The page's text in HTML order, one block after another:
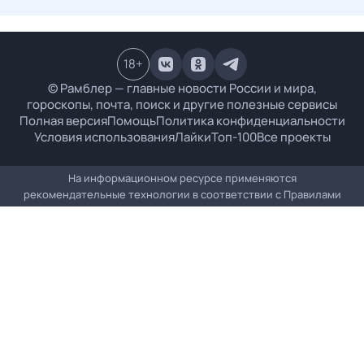
© Рамблер — главные новости России и мира,
гороскопы, почта, поиск и другие полезные сервисы
Полная версияПомощьПолитика конфиденциальности
Условия использованияЛайкиТоп-100Все проекты
18+
На информационном ресурсе применяются
рекомендательные технологии в соответствии с Правилами